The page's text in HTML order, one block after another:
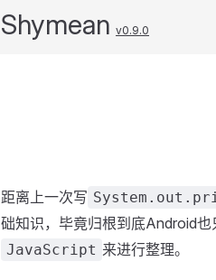
Shymean v0.9.0
距离上一次写
础知识，毕竟归根到底Android
JavaScript 来进行整理。